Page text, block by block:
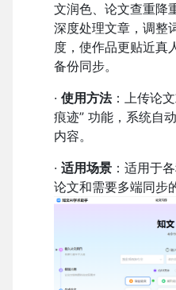
文润色、论文查重降
深度处理文章，调整
度，使作品更贴近真
备份同步。
· 使用方法：上传论
痕迹” 功能，系统自
内容。
· 适用场景 ：适用于
论文和需要多端同步